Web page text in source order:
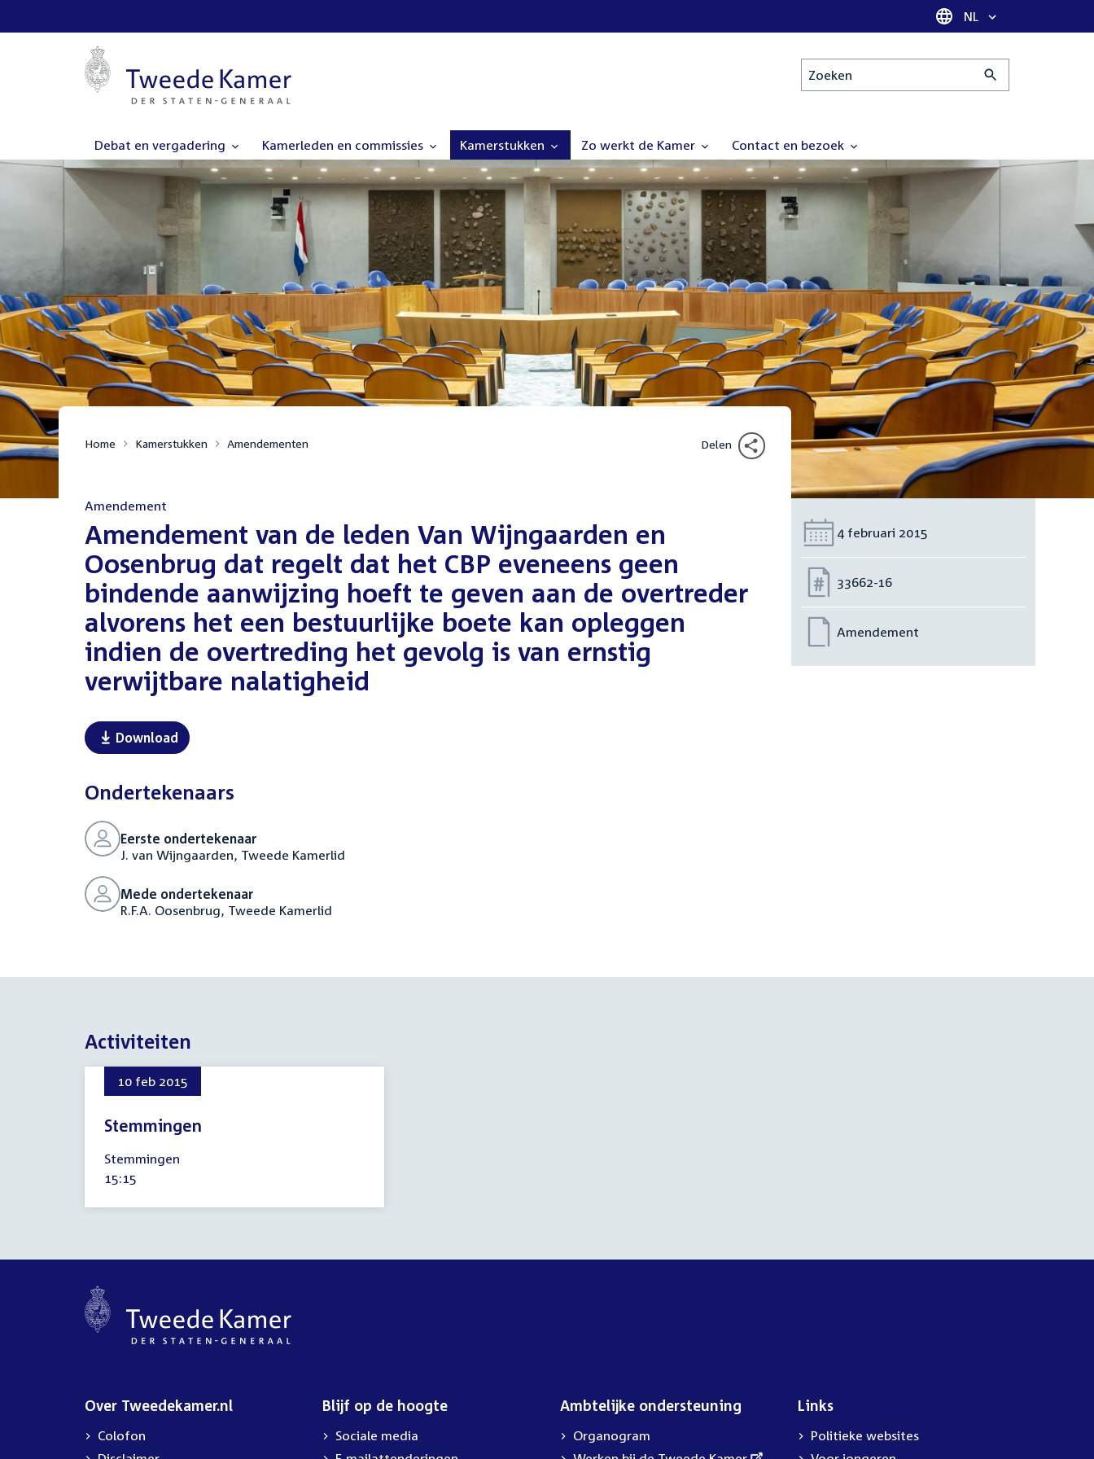
Taal selectie
NL
Zoeken
Debat en vergadering Kamerleden en commissies Kamerstukken Zo werkt de Kamer Contact en bezoek
Home Kamerstukken Amendementen Delen
Amendement
Amendement van de leden Van Wijngaarden en
Oosenbrug dat regelt dat het CBP eveneens geen
bindende aanwijzing hoeft te geven aan de overtreder
alvorens het een bestuurlijke boete kan opleggen
indien de overtreding het gevolg is van ernstig
verwijtbare nalatigheid
Download
Ondertekenaars
Eerste ondertekenaar
J. van Wijngaarden, Tweede Kamerlid
Mede ondertekenaar
R.F.A. Oosenbrug, Tweede Kamerlid
Datum:
4 februari 2015
Nummer:
33662-16
Amendement
Activiteiten
10 feb 2015
Stemmingen
februari
2015
Stemmingen
Tijd
15:15
Over Tweedekamer.nl
Colofon
Blijf op de hoogte
Sociale media
Ambtelijke ondersteuning
Organogram
Links
Politieke websites